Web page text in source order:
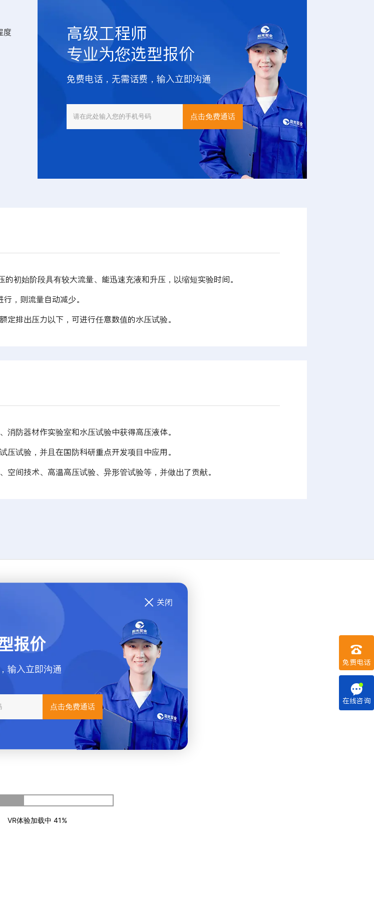
高级工程师
专业为您选型报价
免费电话，无需话费，输入立即沟通
度
初始阶段具有较大流量、能迅速充液和升压，以缩短实验时间。
，则流量自动减少。
排出压力以下，可进行任意数值的水压试验。
防器材作实验室和水压试验中获得高压液体。
试验，并且在国防科研重点开发项目中应用。
间技术、高温高压试验、异形管试验等，并做出了贡献。
 关闭
报价
输入立即沟通

免费电话

在线咨询